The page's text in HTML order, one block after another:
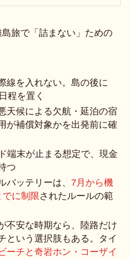
旅で「詰まない」ための
線を入れない。島の後に
程を置く
天候による欠航・延泊の宿
が補償対象かを出発前に確
端末が止まる想定で、現金
つ
バッテリーは、 7月から機
に制限 されたルールの範
不安な時期なら、陸路だけ
という選択肢もある。タイ
ーチと奇岩ホン・コーザイ